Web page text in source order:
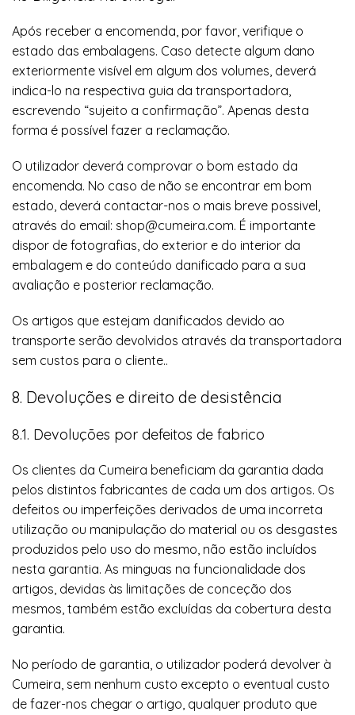
Após receber a encomenda, por favor, verifique o
estado das embalagens. Caso detecte algum dano
exteriormente visível em algum dos volumes, deverá
indica-lo na respectiva guia da transportadora,
escrevendo “sujeito a confirmação”. Apenas desta
forma é possível fazer a reclamação.
O utilizador deverá comprovar o bom estado da
encomenda. No caso de não se encontrar em bom
estado, deverá contactar-nos o mais breve possivel,
através do email: shop@cumeira.com. É importante
dispor de fotografias, do exterior e do interior da
embalagem e do conteúdo danificado para a sua
avaliação e posterior reclamação.
Os artigos que estejam danificados devido ao
transporte serão devolvidos através da transportadora
sem custos para o cliente..
8. Devoluções e direito de desistência
8.1. Devoluções por defeitos de fabrico
Os clientes da Cumeira beneficiam da garantia dada
pelos distintos fabricantes de cada um dos artigos. Os
defeitos ou imperfeições derivados de uma incorreta
utilização ou manipulação do material ou os desgastes
produzidos pelo uso do mesmo, não estão incluídos
nesta garantia. As minguas na funcionalidade dos
artigos, devidas às limitações de conceção dos
mesmos, também estão excluídas da cobertura desta
garantia.
No período de garantia, o utilizador poderá devolver à
Cumeira, sem nenhum custo excepto o eventual custo
de fazer-nos chegar o artigo, qualquer produto que